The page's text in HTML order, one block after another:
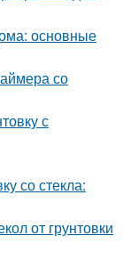
основные
со
с
со стекла:
от грунтовки